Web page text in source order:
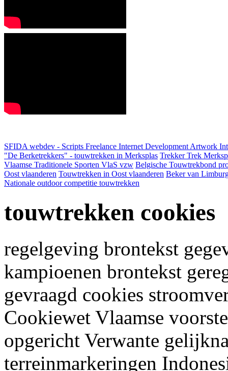
SFIDA webdev - Scripts Freelance Internet Development Artwork
"De Berketrekkers" - touwtrekken in Merksplas Trekker Trek
Vlaamse Traditionele Sporten VlaS vzw Belgische Touwtrekbond
Oost vlaanderen Touwtrekken in Oost vlaanderen Beker van
Nationale outdoor competitie touwtrekken
touwtrekken cookies
regelgeving brontekst
kampioenen brontekst
gevraagd cookies
Cookiewet Vlaamse
opgericht Verwante
terreinmarkeringen